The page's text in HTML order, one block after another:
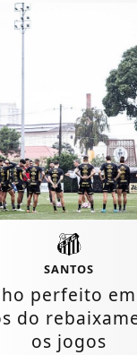
SANTOS
perfeito
do
os jogos